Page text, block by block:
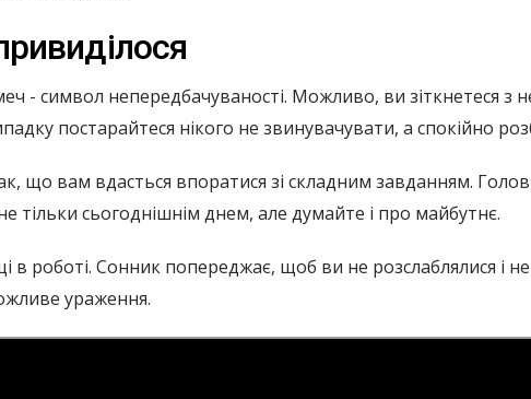
- символ непередбачуваності. Можливо, ви зіткнетеся з
постарайтеся нікого не звинувачувати, а спокійно
що вам вдасться впоратися зі складним завданням.
тільки сьогоднішнім днем, але думайте і про майбутнє.
роботі. Сонник попереджає, щоб ви не розслаблялися і
ураження.